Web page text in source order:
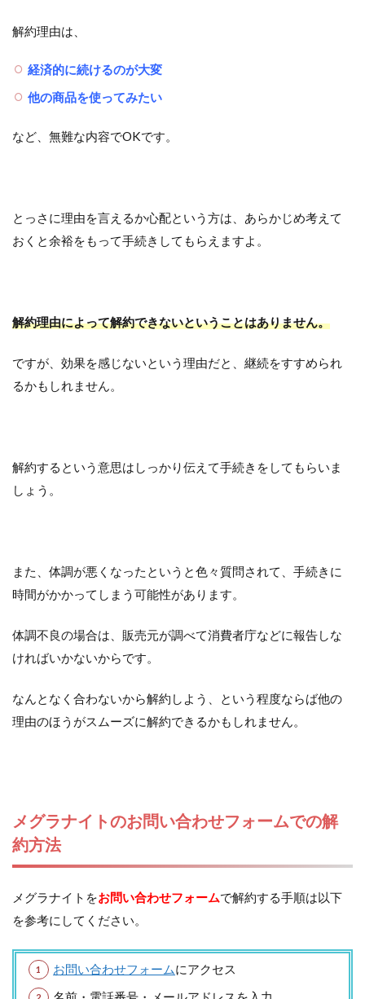
解約理由は、
経済的に続けるのが大変
他の商品を使ってみたい
など、無難な内容でOKです。
とっさに理由を言えるか心配という方は、あらかじめ考えて
おくと余裕をもって手続きしてもらえますよ。
解約理由によって解約できないということはありません。
ですが、効果を感じないという理由だと、継続をすすめられ
るかもしれません。
解約するという意思はしっかり伝えて手続きをしてもらいま
しょう。
また、体調が悪くなったというと色々質問されて、手続きに
時間がかかってしまう可能性があります。
体調不良の場合は、販売元が調べて消費者庁などに報告しな
ければいかないからです。
なんとなく合わないから解約しよう、という程度ならば他の
理由のほうがスムーズに解約できるかもしれません。
メグラナイトのお問い合わせフォームでの解
約方法
メグラナイトをお問い合わせフォームで解約する手順は以下
を参考にしてください。
お問い合わせフォームにアクセス